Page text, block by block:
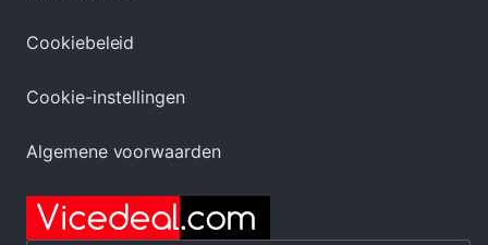
Cookiebeleid
Cookie-instellingen
Algemene voorwaarden